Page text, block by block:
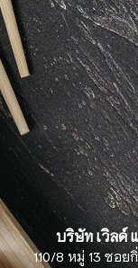
บริษัท เวิลด์
110/8 หมู่ 13 ซอย